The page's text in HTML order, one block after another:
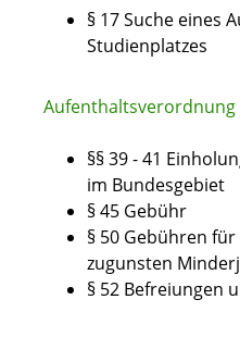
§ 17 Suche eines
Studienplatzes
Aufenthaltsverordnung
§§ 39 - 41
im Bundesgebiet
§ 45 Gebühr
§ 50 Gebühren
zugunsten
§ 52 Befreiungen